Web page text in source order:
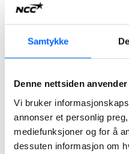
Samtykke
Denne nettsiden
Vi bruker
annonser et personlig
mediefunksjoner og for å
dessuten informasjon om
NCC ferdigstilte
fordelt på tvangsinnlagte
Les mer om: St. Olavs
June Haugen Welo,
samarbeid med NCC og